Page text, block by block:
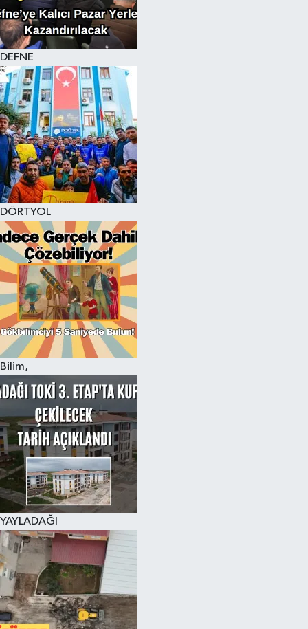
DEFNE
DÖRTYOL
Bilim,
YAYLADAĞI